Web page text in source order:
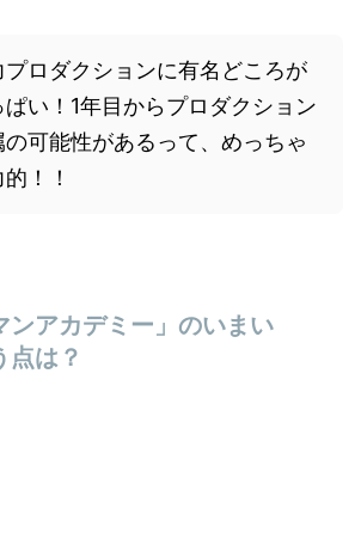
プロダクションに有名どころが
ぱい！1年目からプロダクション
の可能性があるって、めっちゃ
！！
ンアカデミー」のいまい
点は？